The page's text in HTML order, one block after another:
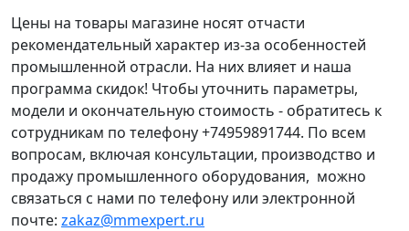
Цены на товары магазине носят отчасти
рекомендательный характер из-за особенностей
промышленной отрасли. На них влияет и наша
программа скидок! Чтобы уточнить параметры,
модели и окончательную стоимость - обратитесь к
сотрудникам по телефону +74959891744. По всем
вопросам, включая консультации, производство и
продажу промышленного оборудования, можно
связаться с нами по телефону или электронной
почте: zakaz@mmexpert.ru